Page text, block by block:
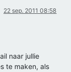
22 sep. 2011 08:58
naar jullie
te maken, als